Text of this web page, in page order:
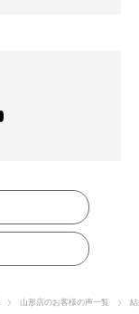
山形店のお客様の声一覧